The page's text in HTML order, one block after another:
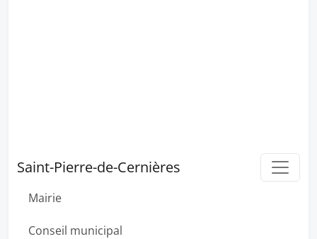
Saint-Pierre-de-Cernières
Mairie
Conseil municipal